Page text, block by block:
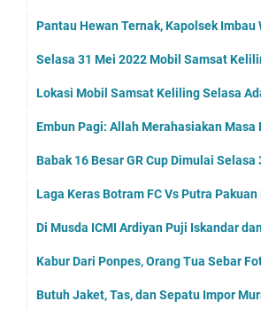
Pantau Hewan Ternak, Kapolsek Imbau
Selasa 31 Mei 2022 Mobil Samsat
Lokasi Mobil Samsat Keliling Selasa
Embun Pagi: Allah Merahasiakan Masa
Babak 16 Besar GR Cup Dimulai Selasa
Laga Keras Botram FC Vs Putra Pakuan
Di Musda ICMI Ardiyan Puji Iskandar
Kabur Dari Ponpes, Orang Tua Sebar
Butuh Jaket, Tas, dan Sepatu Impor